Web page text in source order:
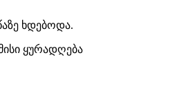
ხდებოდა.
ყურადღება